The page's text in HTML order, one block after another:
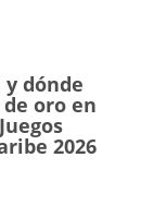
y dónde
oro en
2026